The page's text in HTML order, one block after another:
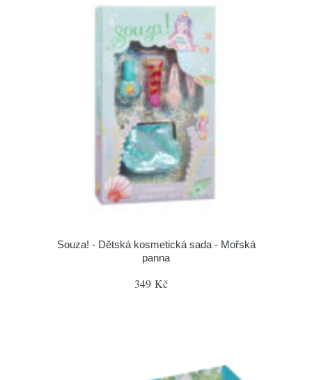
Souza! - Dětská kosmetická sada - Mořská
panna
349 Kč